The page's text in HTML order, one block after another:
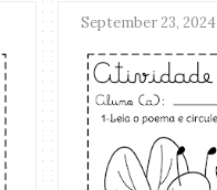
September 23, 2024